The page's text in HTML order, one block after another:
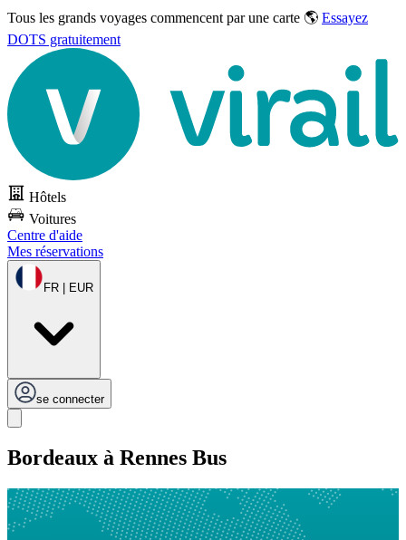
Tous les grands voyages commencent par une carte 🌎 Essayez
DOTS gratuitement
Hôtels
Voitures
Centre d'aide
Mes réservations
FR | EUR
se connecter
Bordeaux à Rennes Bus